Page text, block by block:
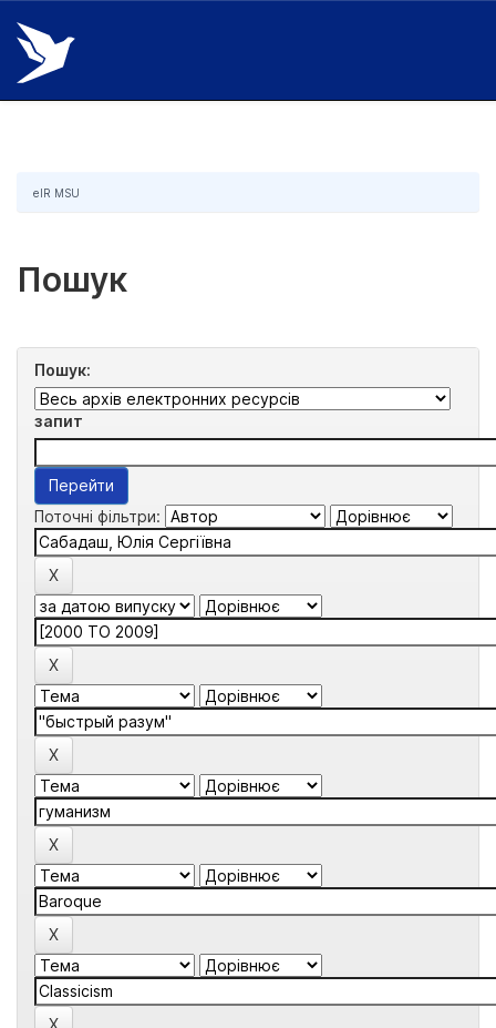
Skip
navigation
eIR MSU
Пошук
Пошук:
запит
Поточні фільтри: